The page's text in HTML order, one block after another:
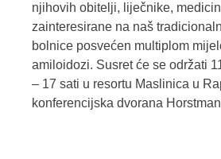
njihovih obitelji, liječnike,
zainteresirane na naš
bolnice posvećen multiplom
amiloidozi. Susret će se održati
– 17 sati u resortu Maslinica u
konferencijska dvorana